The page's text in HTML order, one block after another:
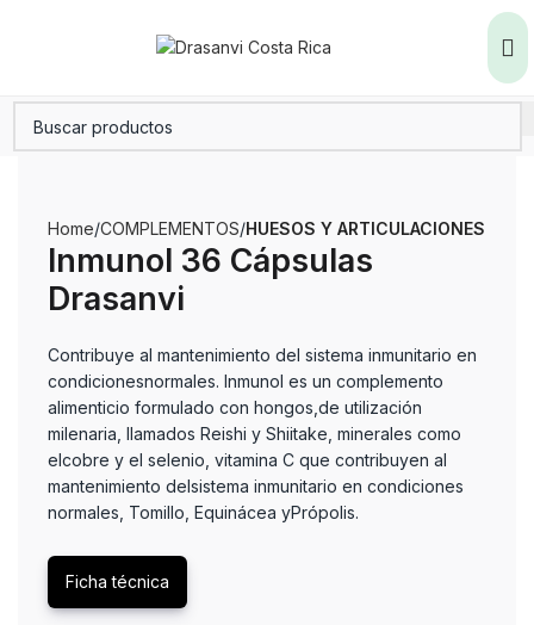
Home COMPLEMENTOS HUESOS Y ARTICULACIONES
Inmunol 36 Cápsulas
Drasanvi
Contribuye al mantenimiento del sistema inmunitario en
condicionesnormales. Inmunol es un complemento
alimenticio formulado con hongos,de utilización
milenaria, llamados Reishi y Shiitake, minerales como
elcobre y el selenio, vitamina C que contribuyen al
mantenimiento delsistema inmunitario en condiciones
normales, Tomillo, Equinácea yPrópolis.
Ficha técnica